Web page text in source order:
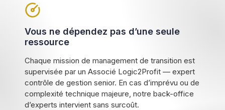
Vous ne dépendez pas d’une seule
ressource
Chaque mission de management de transition est
supervisée par un Associé Logic2Profit — expert
contrôle de gestion senior. En cas d’imprévu ou de
complexité technique majeure, notre back-office
d’experts intervient sans surcoût.